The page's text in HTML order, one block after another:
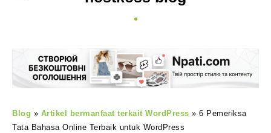
Blog » Artikel bermanfaat terkait WordPress » 6 Pemeriksa
Tata Bahasa Online Terbaik untuk WordPress